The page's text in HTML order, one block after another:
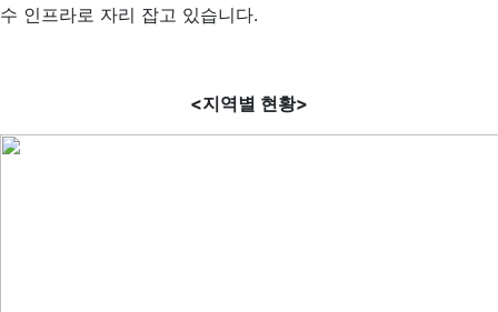
수 인프라로 자리 잡고 있습니다.
<지역별 현황>